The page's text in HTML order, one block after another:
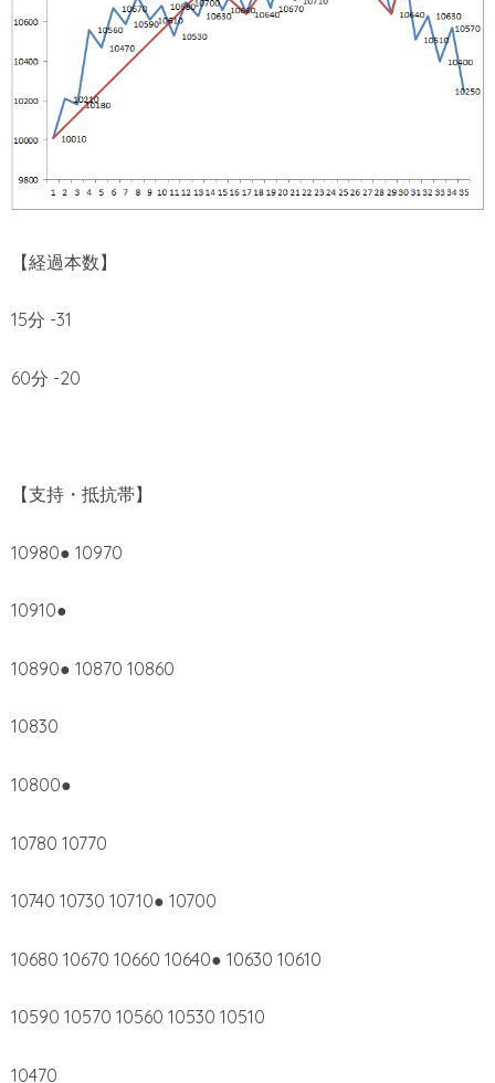
【経過本数】
15分 -31
60分 -20
【支持・抵抗帯】
10980● 10970
10910●
10890● 10870 10860
10830
10800●
10780 10770
10740 10730 10710● 10700
10680 10670 10660 10640● 10630 10610
10590 10570 10560 10530 10510
10470